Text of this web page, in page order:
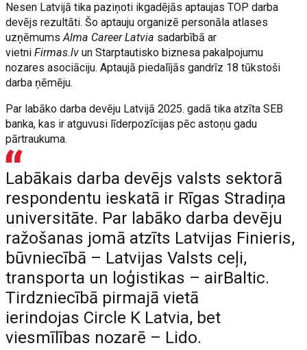
Nesen Latvijā tika paziņoti ikgadējās aptaujas TOP darba
devējs rezultāti. Šo aptauju organizē personāla atlases
uzņēmumsAlma Career Latvia sadarbībā ar
vietniFirmas.lvun Starptautisko biznesa pakalpojumu
nozares asociāciju. Aptaujā piedalījās gandrīz 18 tūkstoši
darba ņēmēju.
Par labāko darba devēju Latvijā 2025. gadā tika atzīta SEB
banka, kas ir atguvusi līderpozīcijas pēc astoņu gadu
pārtraukuma.
Labākais darba devējs valsts sektorā
respondentu ieskatā ir Rīgas Stradiņa
universitāte. Par labāko darba devēju
ražošanas jomā atzīts Latvijas Finieris,
būvniecībā – Latvijas Valsts ceļi,
transporta un loģistikas – airBaltic.
Tirdzniecībā pirmajā vietā
ierindojas Circle K Latvia, bet
viesmīlības nozarē – Lido.